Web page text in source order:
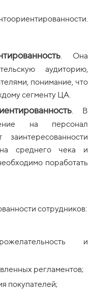
. Она
аудиторию,
понимание, что
сегменту ЦА.
. В
на персонал
среднего чека и
поработать
сотрудников:
и
регламентов;
покупателей;